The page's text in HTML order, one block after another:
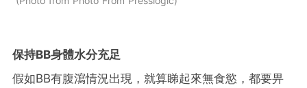
保持BB身體水分充足
假如BB有腹瀉情況出現，就算睇起來無食慾，都要畀